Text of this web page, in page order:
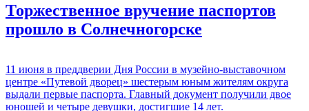
Торжественное вручение паспортов
прошло в Солнечногорске
11 июня в преддверии Дня России в музейно-выставочном
центре «Путевой дворец» шестерым юным жителям округа
выдали первые паспорта. Главный документ получили двое
юношей и четыре девушки, достигшие 14 лет.